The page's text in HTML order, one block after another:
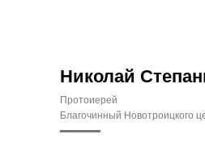
Протоиерей
Благочинный Новотроицкого
Николай